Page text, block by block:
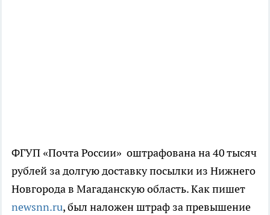
ФГУП «Почта России» оштрафована на 40 тысяч
рублей за долгую доставку посылки из Нижнего
Новгорода в Магаданскую область. Как пишет
newsnn.ru, был наложен штраф за превышение